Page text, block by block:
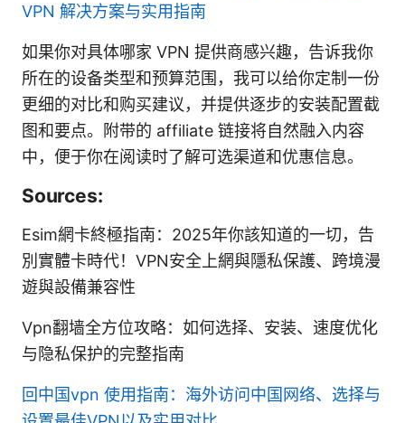
VPN 解决方案与实用指南
如果你对具体哪家 VPN 提供商感兴趣，告诉我你
所在的设备类型和预算范围，我可以给你定制一份
更细的对比和购买建议，并提供逐步的安装配置截
图和要点。附带的 affiliate 链接将自然融入内容
中，便于你在阅读时了解可选渠道和优惠信息。
Sources:
Esim網卡終極指南：2025年你該知道的一切，告
別實體卡時代！VPN安全上網與隱私保護、跨境漫
遊與設備兼容性
Vpn翻墙全方位攻略：如何选择、安装、速度优化
与隐私保护的完整指南
回中国vpn 使用指南：海外访问中国网络、选择与